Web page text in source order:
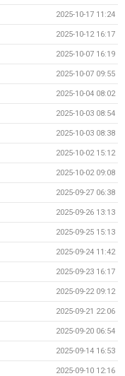
2025-10-17 11:24
2025-10-12 16:17
2025-10-07 16:19
2025-10-07 09:55
2025-10-04 08:02
2025-10-03 08:54
2025-10-03 08:38
2025-10-02 15:12
2025-10-02 09:08
2025-09-27 06:38
2025-09-26 13:13
2025-09-25 15:13
2025-09-24 11:42
2025-09-23 16:17
2025-09-22 09:12
2025-09-21 22:06
2025-09-20 06:54
2025-09-14 16:53
2025-09-10 12:16